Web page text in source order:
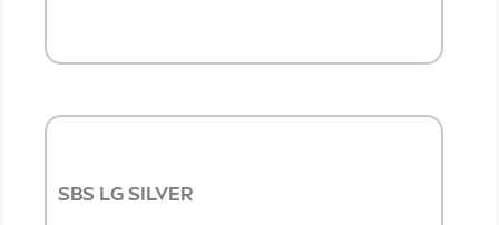
SBS LG SILVER